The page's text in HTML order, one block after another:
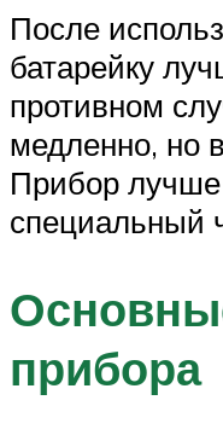
После
батарейку
противном
медленно, но
Прибор
специальный
прибора